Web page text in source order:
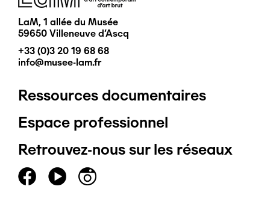
LaM, 1 allée du Musée
59650 Villeneuve d'Ascq
+33 (0)3 20 19 68 68
info@musee-lam.fr
Pied
de
page
principal
Ressources documentaires
Espace professionnel
Retrouvez-nous sur les réseaux